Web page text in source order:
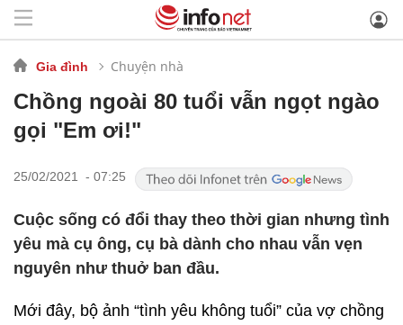
Gia đình Chuyện nhà
Chồng ngoài 80 tuổi vẫn ngọt ngào
gọi "Em ơi!"
25/02/2021 - 07:25
Cuộc sống có đổi thay theo thời gian nhưng tình
yêu mà cụ ông, cụ bà dành cho nhau vẫn vẹn
nguyên như thuở ban đầu.
Mới đây, bộ ảnh “tình yêu không tuổi” của vợ chồng